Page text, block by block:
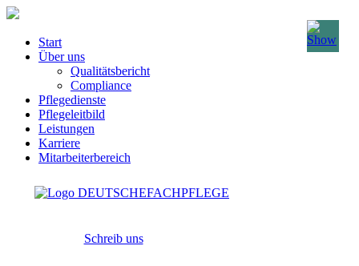
Start
Über uns
Qualitätsbericht
Compliance
Pflegedienste
Pflegeleitbild
Leistungen
Karriere
Mitarbeiterbereich
Schreib uns